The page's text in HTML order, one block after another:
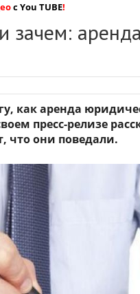
с You TUBE!
зачем:
как аренда
пресс-релизе
что они поведали.